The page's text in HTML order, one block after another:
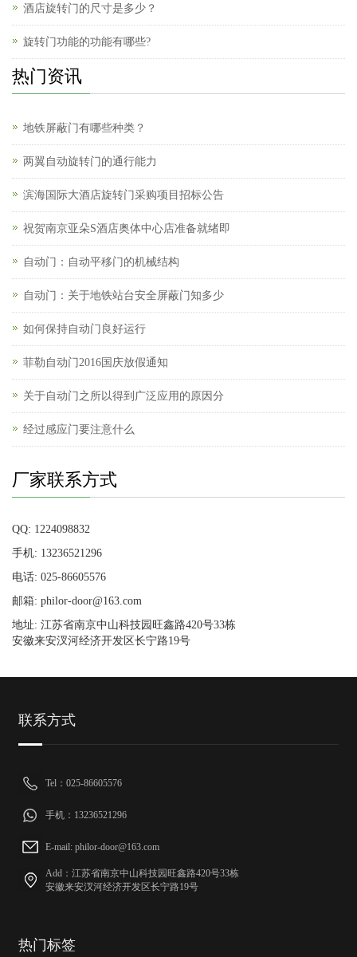
酒店旋转门的尺寸是多少？
旋转门功能的功能有哪些?
热门资讯
地铁屏蔽门有哪些种类？
两翼自动旋转门的通行能力
滨海国际大酒店旋转门采购项目招标公告
祝贺南京亚朵S酒店奥体中心店准备就绪即
自动门：自动平移门的机械结构
自动门：关于地铁站台安全屏蔽门知多少
如何保持自动门良好运行
菲勒自动门2016国庆放假通知
关于自动门之所以得到广泛应用的原因分
经过感应门要注意什么
厂家联系方式
QQ: 1224098832
手机: 13236521296
电话: 025-86605576
邮箱: philor-door@163.com
地址: 江苏省南京中山科技园旺鑫路420号33栋
安徽来安汊河经济开发区长宁路19号
联系方式
Tel：025-86605576
手机：13236521296
E-mail: philor-door@163.com
Add：江苏省南京中山科技园旺鑫路420号33栋
安徽来安汊河经济开发区长宁路19号
热门标签